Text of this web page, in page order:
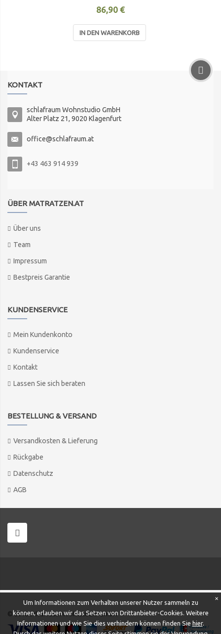
86,90 €
IN DEN WARENKORB
KONTAKT
schlafraum Wohnstudio GmbH
Alter Platz 21, 9020 Klagenfurt
office@schlafraum.at
+43 463 914 939
ÜBER MATRATZEN.AT
Über uns
Team
Impressum
Bestpreis Garantie
KUNDENSERVICE
Mein Kundenkonto
Kundenservice
Kontakt
Lassen Sie sich beraten
BESTELLUNG & VERSAND
Versandkosten & Lieferung
Rückgabe
Datenschutz
AGB
© 2018 schlafraum Wohnstudio GmbH
✕
Um Informationen zum Verhalten unserer Nutzer sammeln zu
können, erlauben wir das Setzen von Drittanbieter-Cookies. Weitere
Informationen und wie Sie dies verhindern können finden Sie hier.